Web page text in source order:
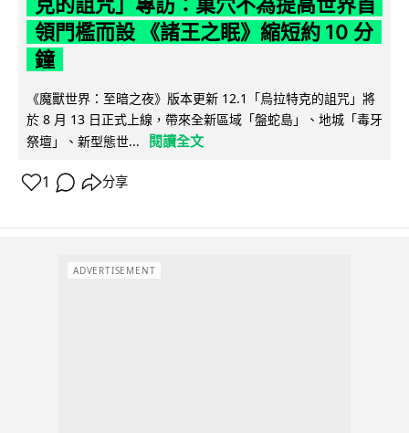
克的詛咒」專訪：巢穴不為提高世界首
領門檻而設 《諸王之眠》縮短約 10 分
鐘
《魔獸世界：至暗之夜》版本更新 12.1「烏拉特克的詛咒」將
於 8 月 13 日正式上線，帶來全新區域「盤蛇島」、地城「毒牙
祭壇」、新型態世...
閱讀全文
1 分享
ADVERTISEMENT